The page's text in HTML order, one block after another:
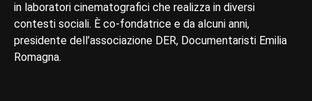
in laboratori cinematografici che realizza in diversi
contesti sociali. È co-fondatrice e da alcuni anni,
presidente dell’associazione DER, Documentaristi Emilia
Romagna.